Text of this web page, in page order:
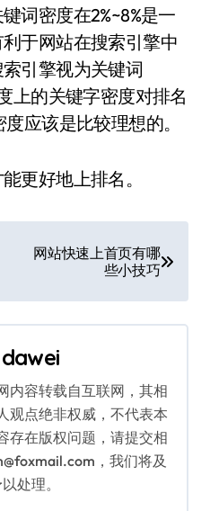
词密度在2%~8%是一
于网站在搜索引擎中
引擎视为关键词
上的关键字密度对排名
应该是比较理想的。
更好地上排名。
网站快速上首页有哪
些小技巧
dawei
内容转载自互联网，其相
观点绝非权威，不代表本
存在版权问题，请提交相
，我们将及
处理。